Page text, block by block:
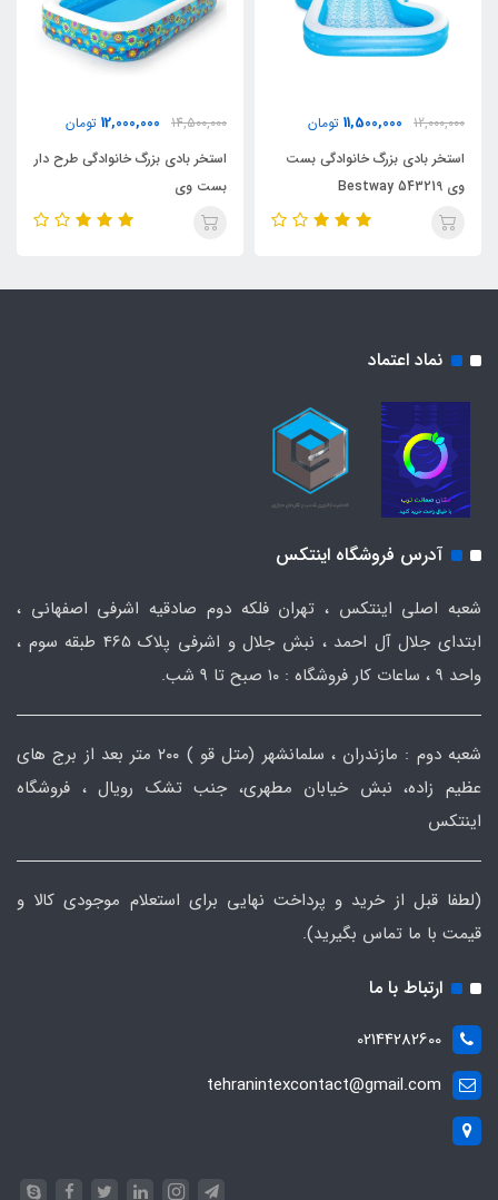
12,000,000
11,500,000 تومان
استخر بادی بزرگ خانوادگی بست
وی Bestway 543219
14,500,000
12,000,000 تومان
استخر بادی بزرگ خانوادگی طرح دار
بست وی
نماد اعتماد
آدرس فروشگاه اینتکس
شعبه اصلی اینتکس ، تهران فلکه دوم صادقیه اشرفی اصفهانی ،
ابتدای جلال آل احمد ، نبش جلال و اشرفی پلاک 465 طبقه سوم ،
واحد ۹ ، ساعات کار فروشگاه : ۱۰ صبح تا ۹ شب.
شعبه دوم : مازندران ، سلمانشهر (متل قو ) ۲۰۰ متر بعد از برج های
عظیم زاده، نبش خیابان مطهری، جنب تشک رویال ، فروشگاه
اینتکس
(لطفا قبل از خرید و پرداخت نهایی برای استعلام موجودی کالا و
قیمت با ما تماس بگیرید).
ارتباط با ما
02144282600
tehranintexcontact@gmail.com